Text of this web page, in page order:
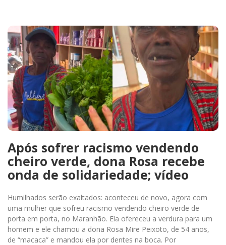
Após sofrer racismo vendendo
cheiro verde, dona Rosa recebe
onda de solidariedade; vídeo
Humilhados serão exaltados: aconteceu de novo, agora com
uma mulher que sofreu racismo vendendo cheiro verde de
porta em porta, no Maranhão. Ela ofereceu a verdura para um
homem e ele chamou a dona Rosa Mire Peixoto, de 54 anos,
de “macaca” e mandou ela por dentes na boca. Por